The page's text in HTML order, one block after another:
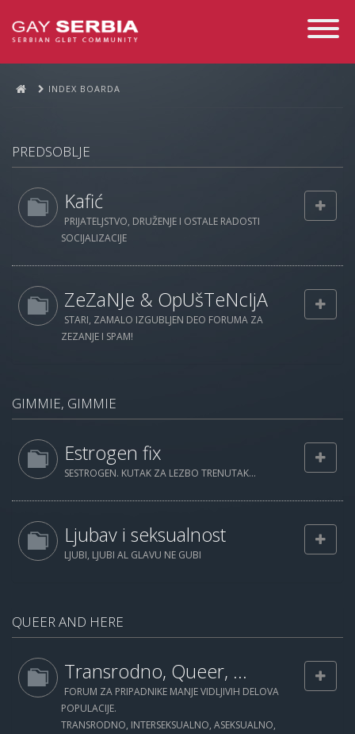
Toggle
INDEX BOARDA
PREDSOBLJE
Kafić
PRIJATELJSTVO, DRUŽENJE I OSTALE RADOSTI
SOCIJALIZACIJE
ZeZaNJe & OpUšTeNcIjA
STARI, ZAMALO IZGUBLJEN DEO FORUMA ZA
ZEZANJE I SPAM!
GIMMIE, GIMMIE
Estrogen fix
SESTROGEN. KUTAK ZA LEZBO TRENUTAK...
Ljubav i seksualnost
LJUBI, LJUBI AL GLAVU NE GUBI
QUEER AND HERE
Transrodno, Queer, ...
FORUM ZA PRIPADNIKE MANJE VIDLJIVIH DELOVA
POPULACIJE.
TRANSRODNO, INTERSEKSUALNO, ASEKSUALNO,